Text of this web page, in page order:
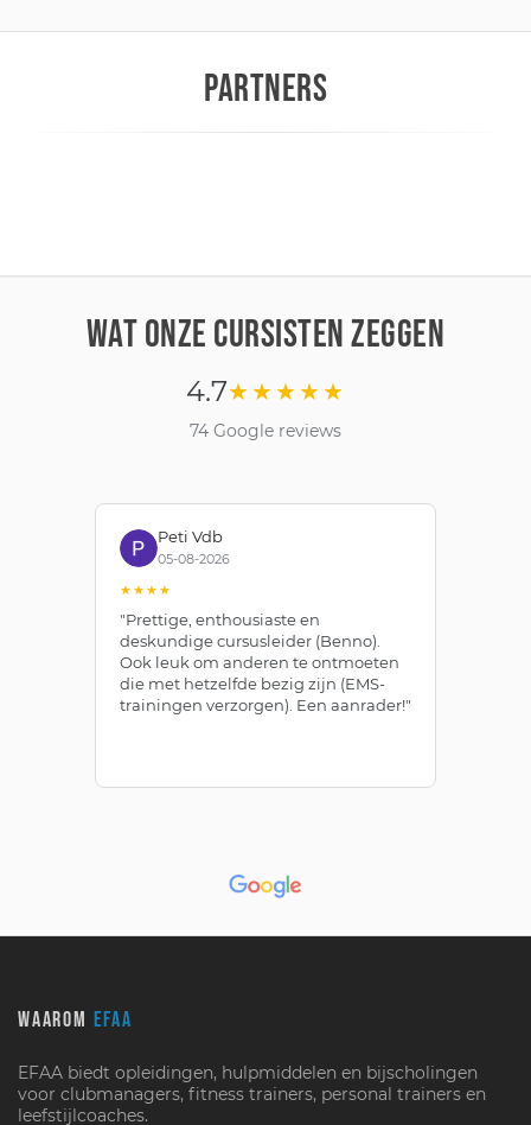
PARTNERS
WAT ONZE CURSISTEN ZEGGEN
4.7★★★★★
74 Google reviews
Peti Vdb
05-08-2026
★★★★
"Prettige, enthousiaste en
deskundige cursusleider (Benno).
Ook leuk om anderen te ontmoeten
die met hetzelfde bezig zijn (EMS-
trainingen verzorgen). Een aanrader!"
WAAROM EFAA
EFAA biedt opleidingen, hulpmiddelen en bijscholingen
voor clubmanagers, fitness trainers, personal trainers en
leefstijlcoaches.